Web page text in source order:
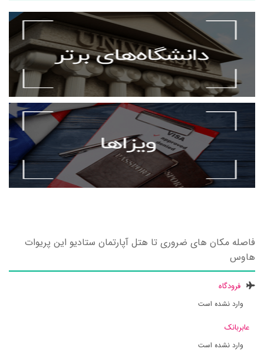
فاصله مکان های ضروری تا هتل آپارتمان ستادیو این پریوات
هاوس
فرودگاه
وارد نشده است
عابربانک
وارد نشده است